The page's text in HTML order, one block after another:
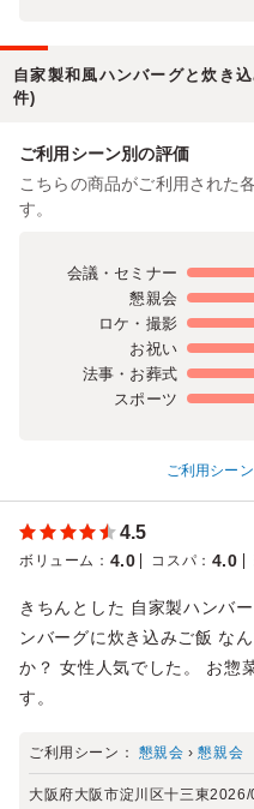
自家製和風ハンバーグと炊き
件)
ご利用シーン別の評価
こちらの商品がご利用された
す。
会議・セミナー
懇親会
ロケ・撮影
お祝い
法事・お葬式
スポーツ
ご利用シー
4.5
ボリューム ： 4.0 コスパ ： 4.0
きちんとした 自家製ハンバ
ンバーグに炊き込みご飯 な
か？ 女性人気でした。 お惣
す。
ご利用シーン： 懇親会 ›懇親会
大阪府大阪市淀川区十三東2026/